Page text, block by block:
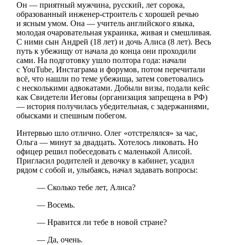
Он — приятный мужчина, русский, лет сорока,
образованный инженер-строитель с хорошей речью
и ясным умом. Она — учитель английского языка,
молодая очаровательная украинка, живая и смешливая.
С ними сын Андрей (18 лет) и дочь Алиса (8 лет). Весь
путь к убежищу от начала до конца они проходили
сами. На подготовку ушло полтора года: начали
с YouTube, Инстаграма и форумов, потом перечитали
всё, что нашли по теме убежища, затем советовались
с несколькими адвокатами. Добыли визы, подали кейс
как Свидетели Иеговы (организация запрещена в РФ)
— история получилась убедительная, с задержаниями,
обысками и спешным побегом.
Интервью шло отлично. Олег «отстрелялся» за час,
Ольга — минут за двадцать. Хотелось ликовать. Но
офицер решил побеседовать с маленькой Алисой.
Пригласил родителей и девочку в кабинет, усадил
рядом с собой и, улыбаясь, начал задавать вопросы:
— Сколько тебе лет, Алиса?
— Восемь.
— Нравится ли тебе в новой стране?
— Да, очень.